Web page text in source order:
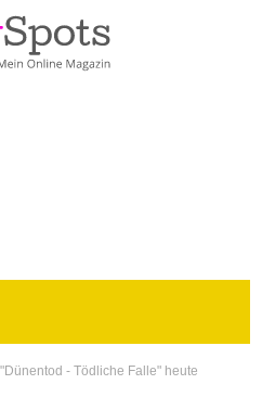
- Tödliche Falle" heute